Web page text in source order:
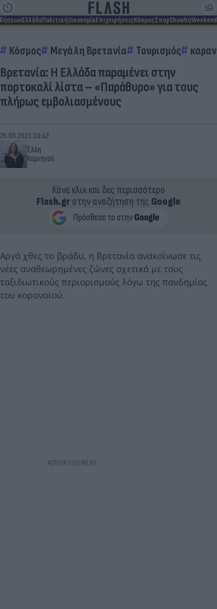
ΕλλάδαΠολιτικήΟικονομίαΕπιχειρήσειςΚόσμοςΣπορShowbizWeekend
Κόσμος Μεγάλη Βρετανία Τουρισμός
Βρετανία: Η Ελλάδα παραμένει στην
πορτοκαλί λίστα – «Παράθυρο» για τους
πλήρως εμβολιασμένους
Έλλη
Κομνηνού
25.06.2021 08:42
Κάνε κλικ και δες περισσότερο
Flash.grστην αναζήτηση της Google
Αργά χθες το βράδυ, η Βρετανία ανακοίνωσε τις
νέες αναθεωρημένες ζώνες σχετικά με τους
ταξιδιωτικούς περιορισμούς λόγω της πανδημίας
του κορονοϊού.